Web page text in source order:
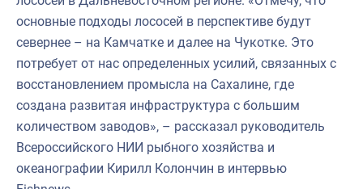
Укрепление духовно-нравственных ценностей
основные подходы лососей в перспективе будут
севернее – на Камчатке и далее на Чукотке. Это
потребует от нас определенных усилий, связанных с
восстановлением промысла на Сахалине, где
создана развитая инфраструктура с большим
количеством заводов», – рассказал руководитель
Всероссийского НИИ рыбного хозяйства и
океанографии Кирилл Колончин в интервью